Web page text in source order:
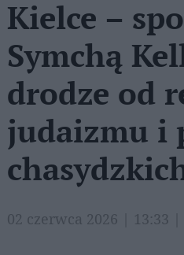
Kielce –
Symchą
drodze od
judaizmu i
02 czerwca 2026 |